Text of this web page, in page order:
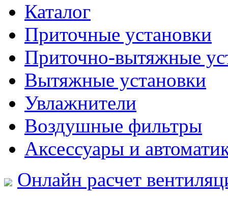
Каталог
Приточные установки
Приточно-вытяжные
Вытяжные установки
Увлажнители
Воздушные фильтры
Аксессуары и
Онлайн расчет